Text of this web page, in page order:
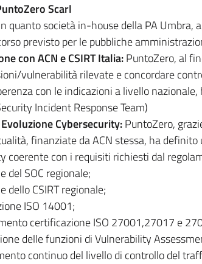
Scarl
quanto società in-house della PA
previsto per le pubbliche
con ACN e CSIRT Italia:PuntoZero, al
vulnerabilità rilevate e concordare
con le indicazioni a livello
Incident Response Team)
Cybersecurity:PuntoZero,
finanziate da ACN stessa, ha
coerente con i requisiti richiesti dal
del SOC regionale;
dello CSIRT regionale;
ISO 14001;
certificazione ISO 27001,27017 e
delle funzioni di Vulnerability
continuo del livello di controllo del